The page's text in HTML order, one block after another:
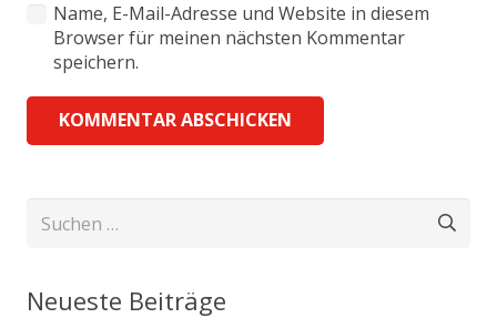
Name, E-Mail-Adresse und Website in diesem
Browser für meinen nächsten Kommentar
speichern.
KOMMENTAR ABSCHICKEN
Suchen
Neueste Beiträge